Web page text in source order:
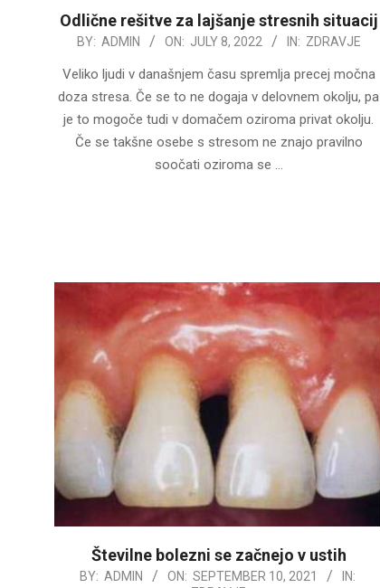
Odlične rešitve za lajšanje stresnih situacij
2022-BY: ADMIN ON: JULY 8, 2022 IN: ZDRAVJE
Veliko ljudi v današnjem času spremlja precej močna
doza stresa. Če se to ne dogaja v delovnem okolju, pa
je to mogoče tudi v domačem oziroma privat okolju.
Če se takšne osebe s stresom ne znajo pravilno
soočati oziroma se …
Številne bolezni se začnejo v ustih
2021-BY: ADMIN ON: SEPTEMBER 10, 2021
IN: